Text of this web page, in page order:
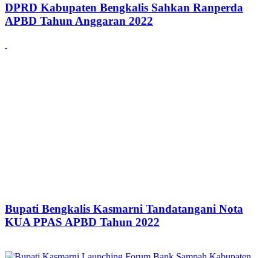
DPRD Kabupaten Bengkalis Sahkan Ranperda
APBD Tahun Anggaran 2022
Bupati Bengkalis Kasmarni Tandatangani Nota
KUA PPAS APBD Tahun 2022